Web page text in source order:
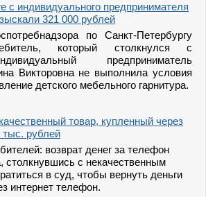
c индивидуального предпринимателя
321 000 рублей
по Санкт-Петербургу
который столкнулся с
предприниматель
Викторовна не выполнила условия
детского мебельного гарнитура.
товар, купленный через
тыс. рублей
возврат денег за телефон
столкнувшись с некачественным
в суд, чтобы вернуть деньги
интернет телефон.